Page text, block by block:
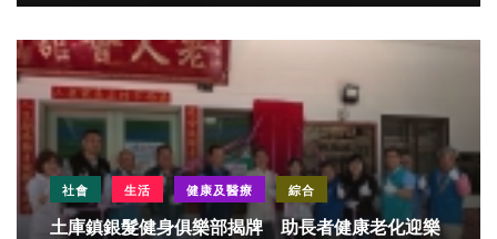
社會 生活 健康及醫療 綜合
土庫鎮銀髮健身俱樂部揭牌 助長者健康老化迎樂